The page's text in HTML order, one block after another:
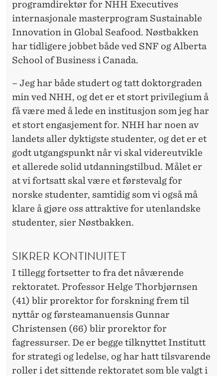
programdirektør for NHH Executives
internasjonale masterprogram Sustainable
Innovation in Global Seafood. Nøstbakken
har tidligere jobbet både ved SNF og Alberta
School of Business i Canada.
– Jeg har både studert og tatt doktorgraden
min ved NHH, og det er et stort privilegium å
få være med å lede en institusjon som jeg har
et stort engasjement for. NHH har noen av
landets aller dyktigste studenter, og det er et
godt utgangspunkt når vi skal videreutvikle
et allerede solid utdanningstilbud. Målet er
at vi fortsatt skal være et førstevalg for
norske studenter, samtidig som vi også må
klare å gjøre oss attraktive for utenlandske
studenter, sier Nøstbakken.
SIKRER KONTINUITET
I tillegg fortsetter to fra det nåværende
rektoratet. Professor Helge Thorbjørnsen
(41) blir prorektor for forskning frem til
nyttår og førsteamanuensis Gunnar
Christensen (66) blir prorektor for
fagressurser. De er begge tilknyttet Institutt
for strategi og ledelse, og har hatt tilsvarende
roller i det sittende rektoratet som ble valgt i